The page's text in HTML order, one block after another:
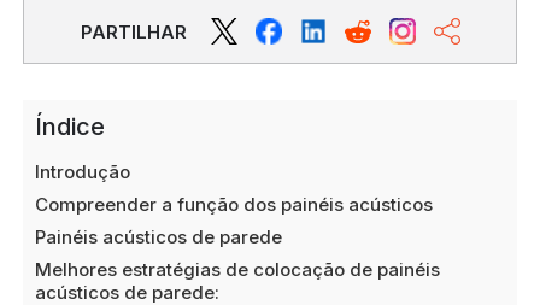
PARTILHAR
Índice
Introdução
Compreender a função dos painéis acústicos
Painéis acústicos de parede
Melhores estratégias de colocação de painéis
acústicos de parede: